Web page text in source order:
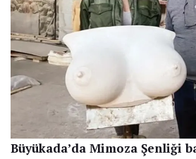
Büyükada’da Mimoza Şenliği